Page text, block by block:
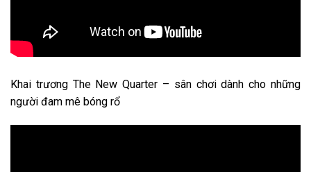
Khai trương The New Quarter – sân chơi dành cho những
người đam mê bóng rổ